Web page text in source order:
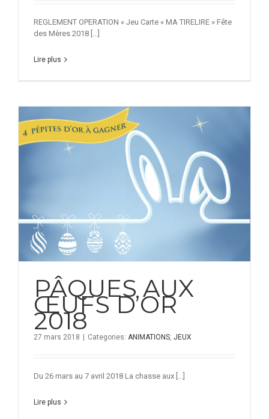
REGLEMENT OPERATION « Jeu Carte « MA TIRELIRE » Fête
des Mères 2018 [...]
Lire plus
PÂQUES AUX
ŒUFS D’OR
2018
27 mars 2018 Categories: ANIMATIONS, JEUX
Du 26 mars au 7 avril 2018 La chasse aux [...]
Lire plus